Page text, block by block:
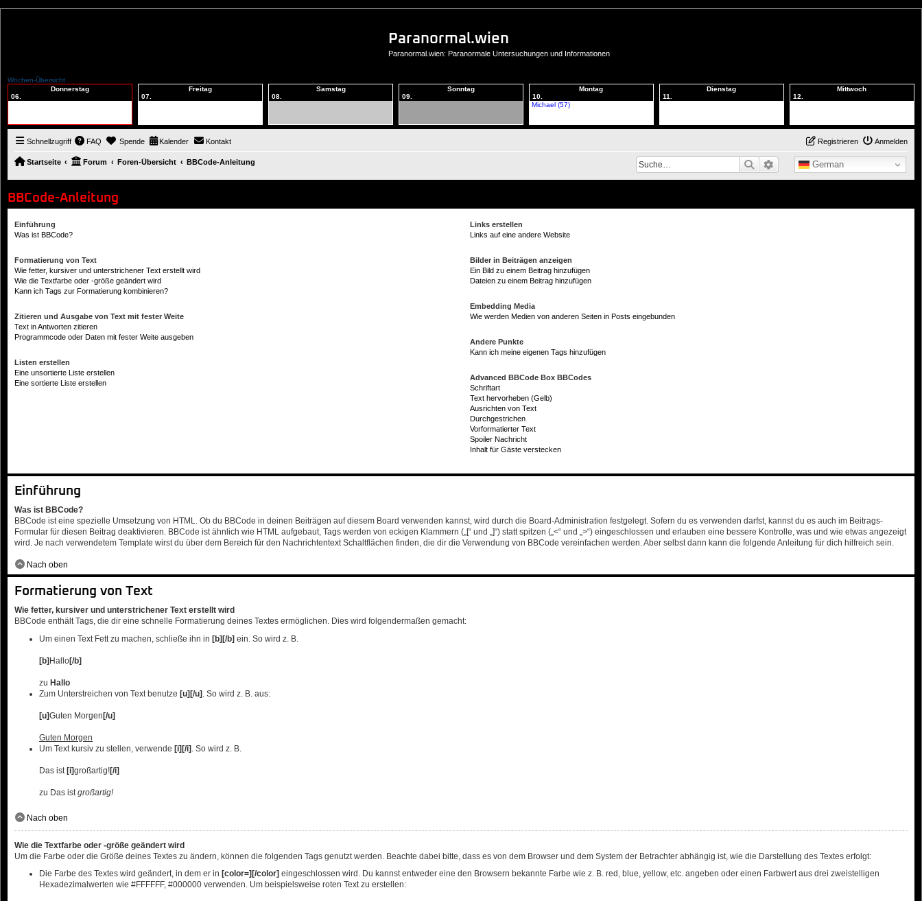
Paranormal.wien
Paranormal.wien: Paranormale Untersuchungen und Informationen
Wochen-Übersicht
Donnerstag
06.
Freitag
07.
Samstag
08.
Sonntag
09.
Montag
10.
Michael (57)
Dienstag
11.
Mittwoch
12.
Schnellzugriff FAQ Spende Kalender Kontakt Anmelden
Registrieren
Startseite Forum Foren-Übersicht BBCode-Anleitung German
Suche Erweiterte Suche
BBCode-Anleitung
Einführung
Was ist BBCode?
Formatierung von Text
Wie fetter, kursiver und unterstrichener Text erstellt wird
Wie die Textfarbe oder -größe geändert wird
Kann ich Tags zur Formatierung kombinieren?
Zitieren und Ausgabe von Text mit fester Weite
Text in Antworten zitieren
Programmcode oder Daten mit fester Weite ausgeben
Listen erstellen
Eine unsortierte Liste erstellen
Eine sortierte Liste erstellen
Links erstellen
Links auf eine andere Website
Bilder in Beiträgen anzeigen
Ein Bild zu einem Beitrag hinzufügen
Dateien zu einem Beitrag hinzufügen
Embedding Media
Wie werden Medien von anderen Seiten in Posts eingebunden
Andere Punkte
Kann ich meine eigenen Tags hinzufügen
Advanced BBCode Box BBCodes
Schriftart
Text hervorheben (Gelb)
Ausrichten von Text
Durchgestrichen
Vorformatierter Text
Spoiler Nachricht
Inhalt für Gäste verstecken
Einführung
Was ist BBCode?
BBCode ist eine spezielle Umsetzung von HTML. Ob du BBCode in deinen Beiträgen auf diesem Board verwenden kannst, wird durch die Board-Administration festgelegt. Sofern du es verwenden darfst, kannst du es auch im Beitrags-
Formular für diesen Beitrag deaktivieren. BBCode ist ähnlich wie HTML aufgebaut, Tags werden von eckigen Klammern („[“ und „]“) statt spitzen („<“ und „>“) eingeschlossen und erlauben eine bessere Kontrolle, was und wie etwas angezeigt
wird. Je nach verwendetem Template wirst du über dem Bereich für den Nachrichtentext Schaltflächen finden, die dir die Verwendung von BBCode vereinfachen werden. Aber selbst dann kann die folgende Anleitung für dich hilfreich sein.
Nach oben
Formatierung von Text
Wie fetter, kursiver und unterstrichener Text erstellt wird
BBCode enthält Tags, die dir eine schnelle Formatierung deines Textes ermöglichen. Dies wird folgendermaßen gemacht:
Um einen Text Fett zu machen, schließe ihn in [b][/b] ein. So wird z. B.
[b] Hallo[/b]
zu Hallo
Zum Unterstreichen von Text benutze [u][/u] . So wird z. B. aus:
[u]Guten Morgen [/u]
Guten Morgen
Um Text kursiv zu stellen, verwende [i][/i] . So wird z. B.
Das ist [i]großartig![/i]
zu Das istgroßartig!
Nach oben
Wie die Textfarbe oder -größe geändert wird
Um die Farbe oder die Größe deines Textes zu ändern, können die folgenden Tags genutzt werden. Beachte dabei bitte, dass es von dem Browser und dem System der Betrachter abhängig ist, wie die Darstellung des Textes erfolgt:
Die Farbe des Textes wird geändert, in dem er in [color=][/color] eingeschlossen wird. Du kannst entweder eine den Browsern bekannte Farbe wie z. B. red, blue, yellow, etc. angeben oder einen Farbwert aus drei zweistelligen
Hexadezimalwerten wie #FFFFFF, #000000 verwenden. Um beispielsweise roten Text zu erstellen: